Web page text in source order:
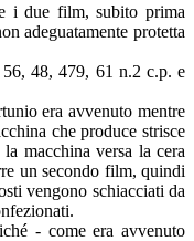
i due film, subito prima
adeguatamente protetta
48, 479, 61 n.2 c.p. e
era avvenuto mentre
che produce strisce
macchina versa la cera
un secondo film, quindi
vengono schiacciati da
- come era avvenuto